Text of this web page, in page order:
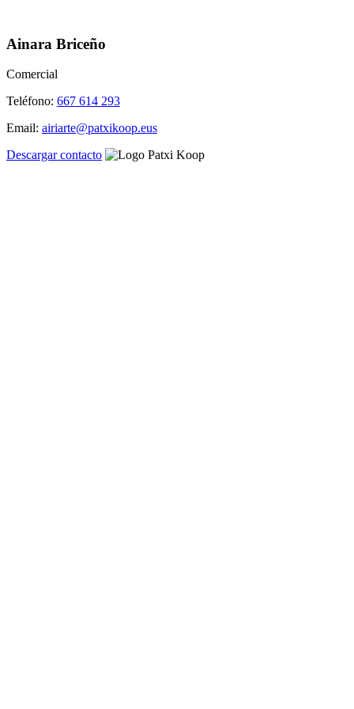
Ainara Briceño
Comercial
Teléfono: 667 614 293
Email: airiarte@patxikoop.eus
Descargar contacto